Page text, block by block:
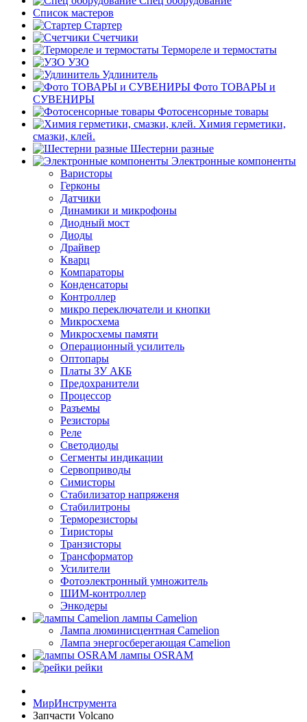
Список мастеров
Стартер
Счетчики
Термореле и термостаты
УЗО
Удлинитель
Фото ТОВАРЫ и
СУВЕНИРЫ
Фотосенсорные товары
Химия герметики,
смазки, клей.
Шестерни разные
Электронные компоненты
Варисторы
Герконы
Датчики
Динамики и микрофоны
Диодный мост
Диоды
Драйвер
Кварц
Компараторы
Конденсаторы
Контроллер
микро переключатели и кнопки
Микросхема
Микросхемы памяти
Операционный усилитель
Оптопары
Платы ЗУ АКБ
Предохранители
Процессор
Разъемы
Резисторы
Реле
Светодиоды
Сегменты индикации
Сервоприводы
Симисторы
Стабилизатор напряженя
Стабилитроны
Терморезисторы
Тиристоры
Транзисторы
Трансформатор
Усилители
Фотоэлектронный умножитель
ШИМ-контроллер
Энкодеры
лампы Camelion
Лампа люминисцентная Сamelion
Лампа энергосберегающая Сamelion
лампы OSRAM
рейки
МирИнструмента
Запчасти Volcano